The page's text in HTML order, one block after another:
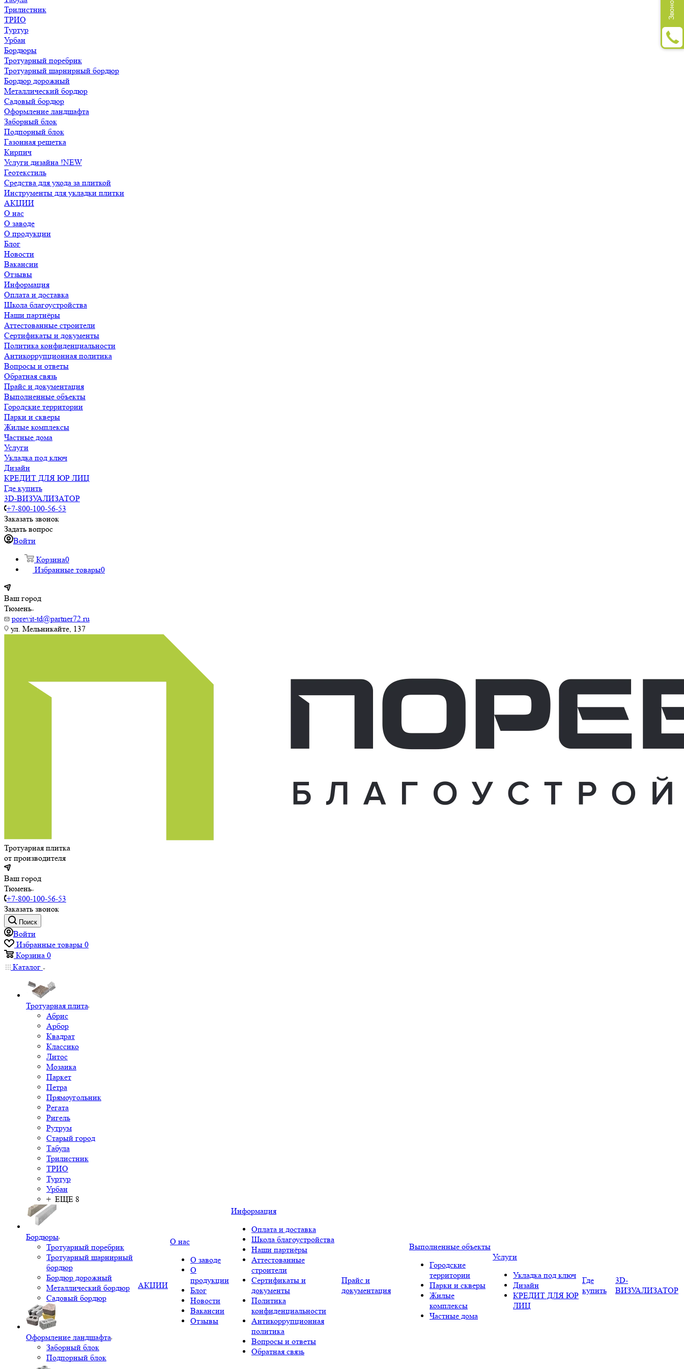
Трилистник
ТРИО
Туртур
Урбан
Бордюры
Тротуарный поребрик
Тротуарный шарнирный бордюр
Бордюр дорожный
Металлический бордюр
Садовый бордюр
Оформление ландшафта
Заборный блок
Подпорный блок
Газонная решетка
Кирпич
Услуги дизайна !NEW
Геотекстиль
Средства для ухода за плиткой
Инструменты для укладки плитки
АКЦИИ
О нас
О заводе
О продукции
Блог
Новости
Вакансии
Отзывы
Информация
Оплата и доставка
Школа благоустройства
Наши партнёры
Аттестованные строители
Сертификаты и документы
Политика конфиденциальности
Антикоррупционная политика
Вопросы и ответы
Обратная связь
Прайс и документация
Выполненные объекты
Городские территории
Парки и скверы
Жилые комплексы
Частные дома
Услуги
Укладка под ключ
Дизайн
КРЕДИТ ДЛЯ ЮР ЛИЦ
Где купить
3D-ВИЗУАЛИЗАТОР
+7-800-100-56-53
Заказать звонок
Задать вопрос
Войти
Корзина0
Избранные товары0
Ваш город
Тюмень
porevit-td@partner72.ru
ул. Мельникайте, 137
Тротуарная плитка
от производителя
Ваш город
Тюмень
+7-800-100-56-53
Заказать звонок
Поиск
Войти
Избранные товары 0
Корзина 0
Каталог
Тротуарная плита
Абрис
Арбор
Квадрат
Классико
Литос
Мозаика
Паркет
Петра
Прямоугольник
Регата
Ригель
Рутрум
Старый город
Табула
Трилистник
ТРИО
Туртур
Урбан
+ ЕЩЕ 8
Бордюры
Тротуарный поребрик
Тротуарный шарнирный
бордюр
Бордюр дорожный
Металлический бордюр
Садовый бордюр
Оформление ландшафта
Заборный блок
Подпорный блок
АКЦИИ
О нас
О заводе
О
продукции
Блог
Новости
Вакансии
Отзывы
Информация
Оплата и доставка
Школа благоустройства
Наши партнёры
Аттестованные
строители
Сертификаты и
документы
Политика
конфиденциальности
Антикоррупционная
политика
Вопросы и ответы
Обратная связь
Прайс и
документация
Выполненные объекты
Городские
территории
Парки и скверы
Жилые
комплексы
Частные дома
Услуги
Укладка под ключ
Дизайн
КРЕДИТ ДЛЯ ЮР
ЛИЦ
Где
купить
3D-
ВИЗУАЛИЗАТОР